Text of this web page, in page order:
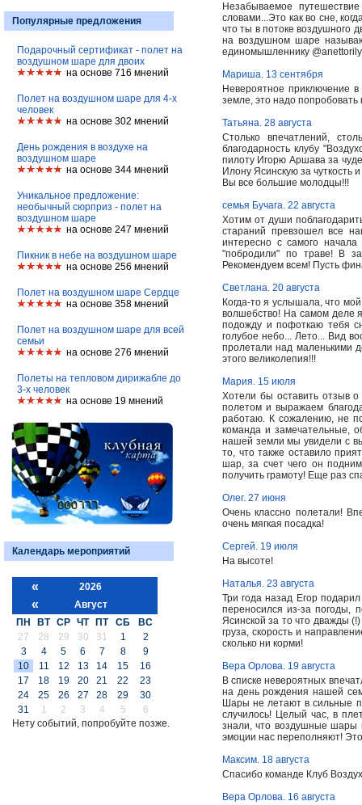
Популярные предложения
Подарочный сертификат - полет на
воздушном шаре для двоих
на основе 716 мнений
Полет на воздушном шаре для 4-х
человек
на основе 302 мнений
День рождения в воздухе на
воздушном шаре
на основе 344 мнений
Уникальное предложение:
необычный сюрприз - полет на
воздушном шаре
на основе 247 мнений
Пикник в небе на воздушном шаре
на основе 256 мнений
Полет на воздушном шаре Сердце
на основе 358 мнений
Полет на воздушном шаре для всей
семьи
на основе 276 мнений
Полеты на тепловом дирижабле до
3-х человек
на основе 19 мнений
Календарь мероприятий
« 2026
«
Август
ПН
ВТ СР ЧТ ПТ СБ
ВС
27
28 29 30 31 1
2
3
4 5 6 7 8
9
10
11 12 13 14 15
16
17
18 19 20 21 22
23
24
25 26 27 28 29
30
31
1 2 3 4 5
6
Нету событий, попробуйте позже.
Незабываемое
словами...Это как во сне,
что ты в потоке воздушного
на воздушном шаре
единомышленнику @anettorily
Мариша. 13 сентября
Невероятное приключение
земле, это надо попробовать
Татьяна. 28 августа
Столько впечатлений,
благодарность клубу
пилоту Игорю Аршава за
Илону Ясинскую за чуткость
Вы все большие молодцы!!!
семья Бучага. 22 августа
Хотим от души
стараний превзошел все
интересно с самого
"побродили" по траве! В
Рекомендуем всем! Пусть
Светлана. 20 августа
Когда-то я услышала, что
волшебство! На самом деле
подожду и пофоткаю тебя
голубое небо... Лето... Вид
пролетали над маленькими
этого великолепия!!!
Мария. 15 июля
Хотели бы оставить отзыв
полетом и выражаем
работаю. К сожалению, не
команда и замечательные,
нашей земли мы увидели с
то, что также оставило
шар, за счет чего он
получить грамоту! Еще раз
Олег. 27 июня
Очень классно полетали!
очень мягкая посадка!
Сергей. 19 июля
На высоте!
Наталья. 23 августа
Три года назад Егор
переносился из-за погоды,
Ясинской за то что дважды
груза, скорость и
сколько ни корми!
Вера Орлова. 19 августа
В списке невероятных
на день рождения нашей
Шары не летают в сильные
случилось! Целый час, в
знали, что воздушные шары
эмоции нас переполняют!
Максим. 18 августа
Спасибо команде Клуб
Вера Орлова. 16 августа